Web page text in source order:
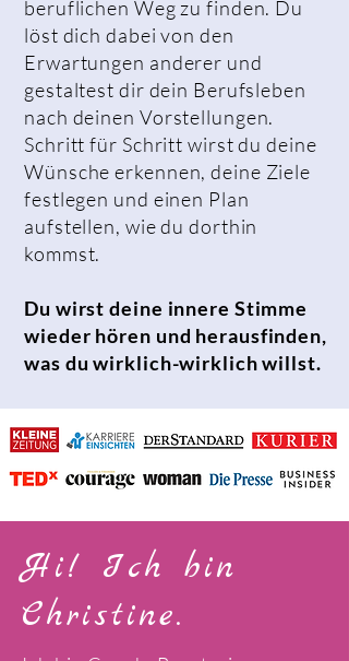
beruflichen Weg zu finden. Du
löst dich dabei von den
Erwartungen anderer und
gestaltest dir dein Berufsleben
nach deinen Vorstellungen.
Schritt für Schritt wirst du deine
Wünsche erkennen, deine Ziele
festlegen und einen Plan
aufstellen, wie du dorthin
kommst.
Du wirst deine innere Stimme
wieder hören und herausfinden,
was du wirklich-wirklich willst.
Hi! Ich bin
Christine.